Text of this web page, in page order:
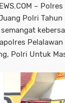
–
Polri
Polri Untuk